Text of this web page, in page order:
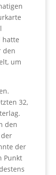
hatte
den
um
32,
den
der
Punkt